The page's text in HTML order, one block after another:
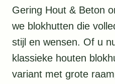
Gering Hout & Beton
we blokhutten die
stijl en wensen. Of u
klassieke houten
variant met grote